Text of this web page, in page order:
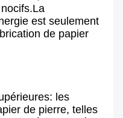
est seulement
de papier
les
de pierre, telles